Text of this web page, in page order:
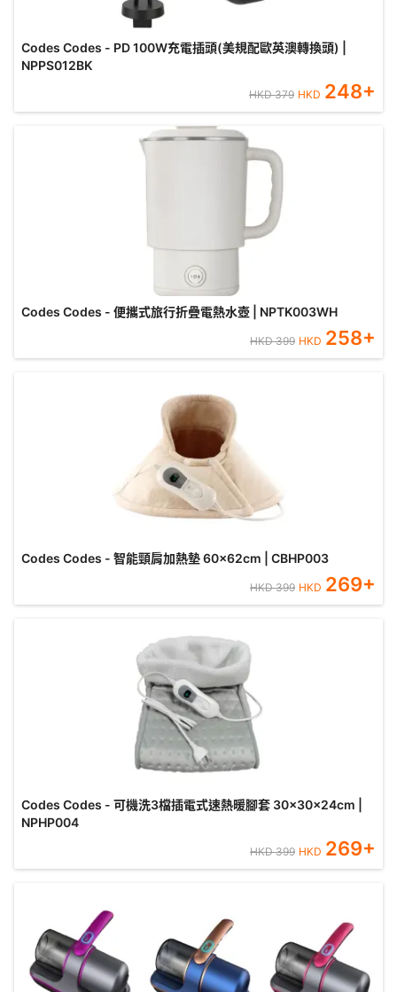
Codes Codes - PD 100W充電插頭(美規配歐英澳轉換頭) |
NPPS012BK
HKD379 HKD 248+
Codes Codes - 便攜式旅行折疊電熱水壺 | NPTK003WH
HKD399 HKD 258+
Codes Codes - 智能頸肩加熱墊 60x62cm | CBHP003
HKD399 HKD 269+
Codes Codes - 可機洗3檔插電式速熱暖腳套 30x30x24cm |
NPHP004
HKD399 HKD 269+